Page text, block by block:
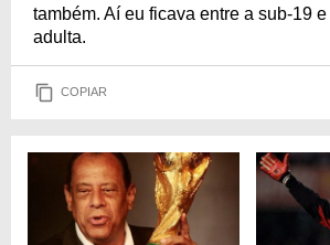
também. Aí eu ficava entre a sub-19
adulta.
COPIAR